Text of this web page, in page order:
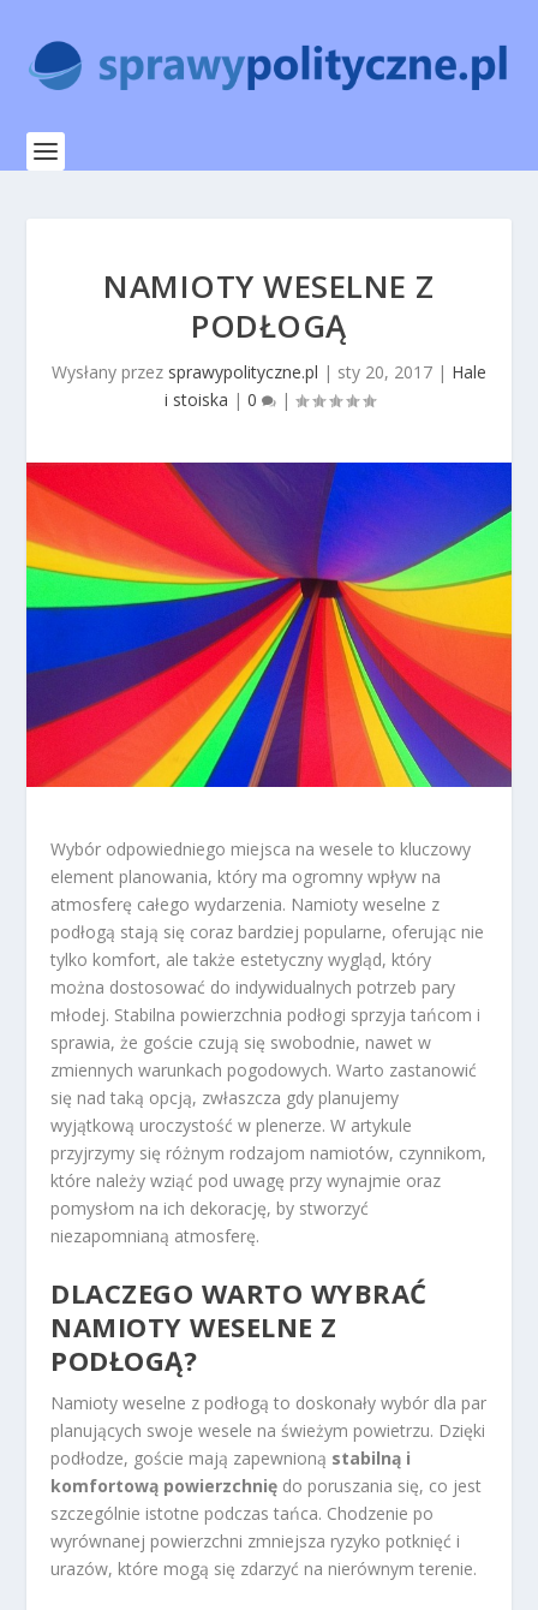
NAMIOTY WESELNE Z
PODŁOGĄ
Wysłany przez sprawypolityczne.pl | sty 20, 2017 | Hale
i stoiska | 0 |
Wybór odpowiedniego miejsca na wesele to kluczowy
element planowania, który ma ogromny wpływ na
atmosferę całego wydarzenia. Namioty weselne z
podłogą stają się coraz bardziej popularne, oferując nie
tylko komfort, ale także estetyczny wygląd, który
można dostosować do indywidualnych potrzeb pary
młodej. Stabilna powierzchnia podłogi sprzyja tańcom i
sprawia, że goście czują się swobodnie, nawet w
zmiennych warunkach pogodowych. Warto zastanowić
się nad taką opcją, zwłaszcza gdy planujemy
wyjątkową uroczystość w plenerze. W artykule
przyjrzymy się różnym rodzajom namiotów, czynnikom,
które należy wziąć pod uwagę przy wynajmie oraz
pomysłom na ich dekorację, by stworzyć
niezapomnianą atmosferę.
DLACZEGO WARTO WYBRAĆ
NAMIOTY WESELNE Z
PODŁOGĄ?
Namioty weselne z podłogą to doskonały wybór dla par
planujących swoje wesele na świeżym powietrzu. Dzięki
podłodze, goście mają zapewnioną stabilną i
komfortową powierzchnię do poruszania się, co jest
szczególnie istotne podczas tańca. Chodzenie po
wyrównanej powierzchni zmniejsza ryzyko potknięć i
urazów, które mogą się zdarzyć na nierównym terenie.